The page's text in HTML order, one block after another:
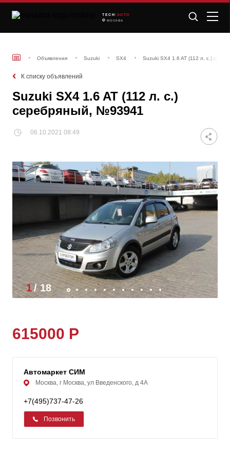
TECH /AUTO
МОСКВА
Объявления Suzuki SX4 Suzuki SX4 1.6 AT (112 л. с.)
К списку объявлений
Suzuki SX4 1.6 AT (112 л. с.)
серебряный, №93941
06.10.2021 08:49
1/18
615000 Р
Автомаркет СИМ
Москва, г Москва, ул Введенского, д 4А
+7(495)737-47-26
Позвонить